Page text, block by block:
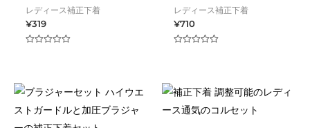
レディース補正下着
¥319
レディース補正下着
¥710